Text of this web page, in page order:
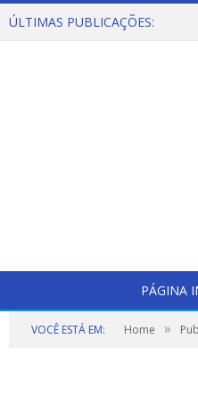
ÚLTIMAS PUBLICAÇÕES:
PÁGINA
VOCÊ ESTÁ EM: Home »